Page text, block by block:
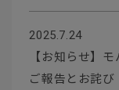
2025.7.24
【お知らせ】
ご報告とお詫び